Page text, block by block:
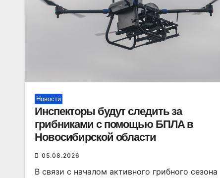
Новости
Инспекторы будут следить за
грибниками с помощью БПЛА в
Новосибирской области
05.08.2026
В связи с началом активного грибного сезона